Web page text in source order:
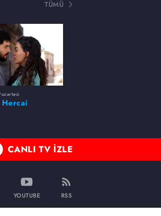
TÜMÜ
CANLI TV İZLE
YOUTUBE RSS